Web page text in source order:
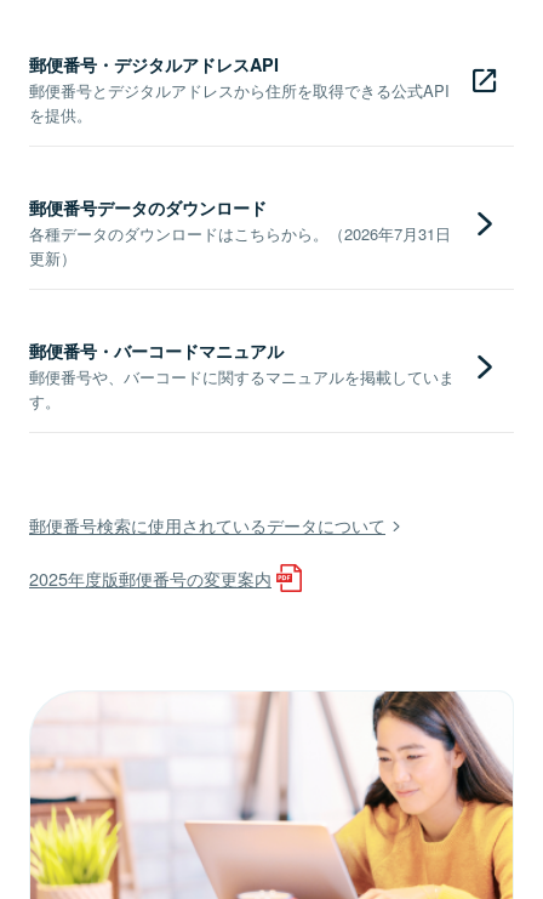
郵便番号・デジタルアドレスAPI
郵便番号とデジタルアドレスから住所を取得できる公式API
を提供。
郵便番号データのダウンロード
各種データのダウンロードはこちらから。（2026年7月31日
更新）
郵便番号・バーコードマニュアル
郵便番号や、バーコードに関するマニュアルを掲載していま
す。
郵便番号検索に使用されているデータについて
2025年度版郵便番号の変更案内